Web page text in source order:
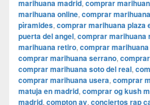
marihuana madrid, comprar
marihuana online, comprar
pìramides, comprar marihuana plaza
puerta del angel, comprar marihuana
marihuana retiro, comprar
comprar marihuana serrano,
comprar marihuana soto del real,
comprar marihuana usera, comprar
matuja en madrid, comprar og kush
madrid, compton av, conciertos rap